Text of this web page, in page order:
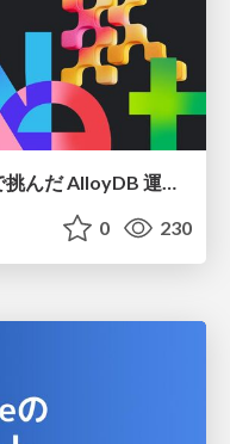
メルカリのグローバルアプリで挑んだ AlloyDB 運用と課題解決の実践記
0 230